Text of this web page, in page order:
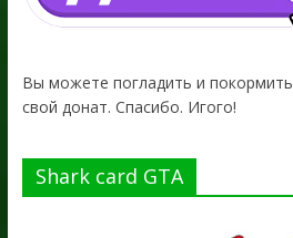
Вы можете погладить и
свой донат. Спасибо. Игого!
Shark card GTA